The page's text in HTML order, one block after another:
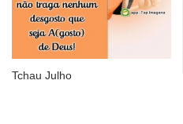
Tchau Julho